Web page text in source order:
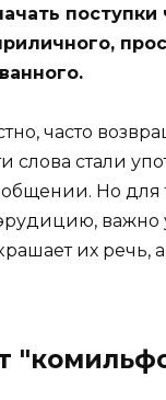
поступки
часто
слова стали
Но для
важно
их речь,